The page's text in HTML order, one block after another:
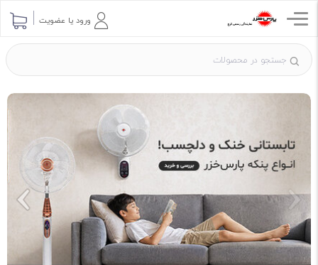
ورود یا عضویت